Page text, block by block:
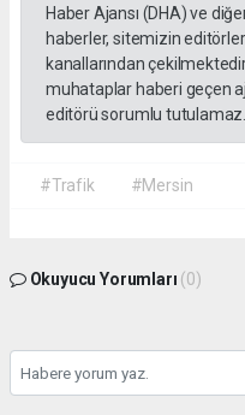
Haber Ajansı (DHA) ve
haberler, sitemizin
kanallarından
muhataplar haberi geçen
editörü sorumlu tutulamaz...
#Trafik #Mersin
Okuyucu Yorumları (0)